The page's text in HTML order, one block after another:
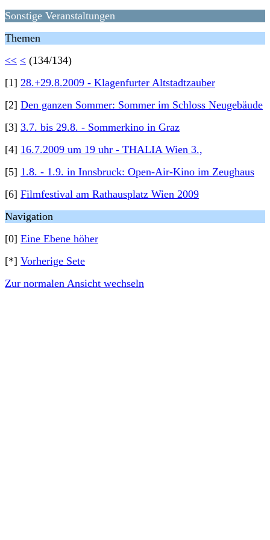
Sonstige Veranstaltungen
Themen
<< < (134/134)
[1] 28.+29.8.2009 - Klagenfurter Altstadtzauber
[2] Den ganzen Sommer: Sommer im Schloss Neugebäude
[3] 3.7. bis 29.8. - Sommerkino in Graz
[4] 16.7.2009 um 19 uhr - THALIA Wien 3.,
[5] 1.8. - 1.9. in Innsbruck: Open-Air-Kino im Zeughaus
[6] Filmfestival am Rathausplatz Wien 2009
Navigation
[0] Eine Ebene höher
[*] Vorherige Sete
Zur normalen Ansicht wechseln